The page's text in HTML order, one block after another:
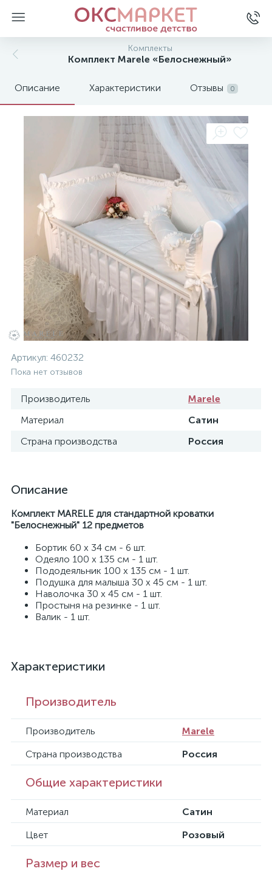
Комплекты
Комплект Marele «Белоснежный»
Описание Характеристики Отзывы 0
Артикул: 460232
Пока нет отзывов
Производитель
Marele
Материал
Сатин
Страна производства
Россия
Описание
Комплект MARELE для стандартной кроватки
"Белоснежный" 12 предметов
Бортик 60 х 34 см - 6 шт.
Одеяло 100 х 135 см - 1 шт.
Пододеяльник 100 х 135 см - 1 шт.
Подушка для малыша 30 х 45 см - 1 шт.
Наволочка 30 х 45 см - 1 шт.
Простыня на резинке - 1 шт.
Валик - 1 шт.
Характеристики
Производитель
Производитель
Marele
Страна производства
Россия
Общие характеристики
Материал
Сатин
Цвет
Розовый
Размер и вес